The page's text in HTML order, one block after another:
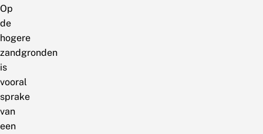
Op
de
hogere
zandgronden
is
vooral
sprake
van
een